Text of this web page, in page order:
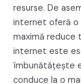
resurse. De
internet oferă o
maximă reduce
internet este
îmbunătățește
conduce la o